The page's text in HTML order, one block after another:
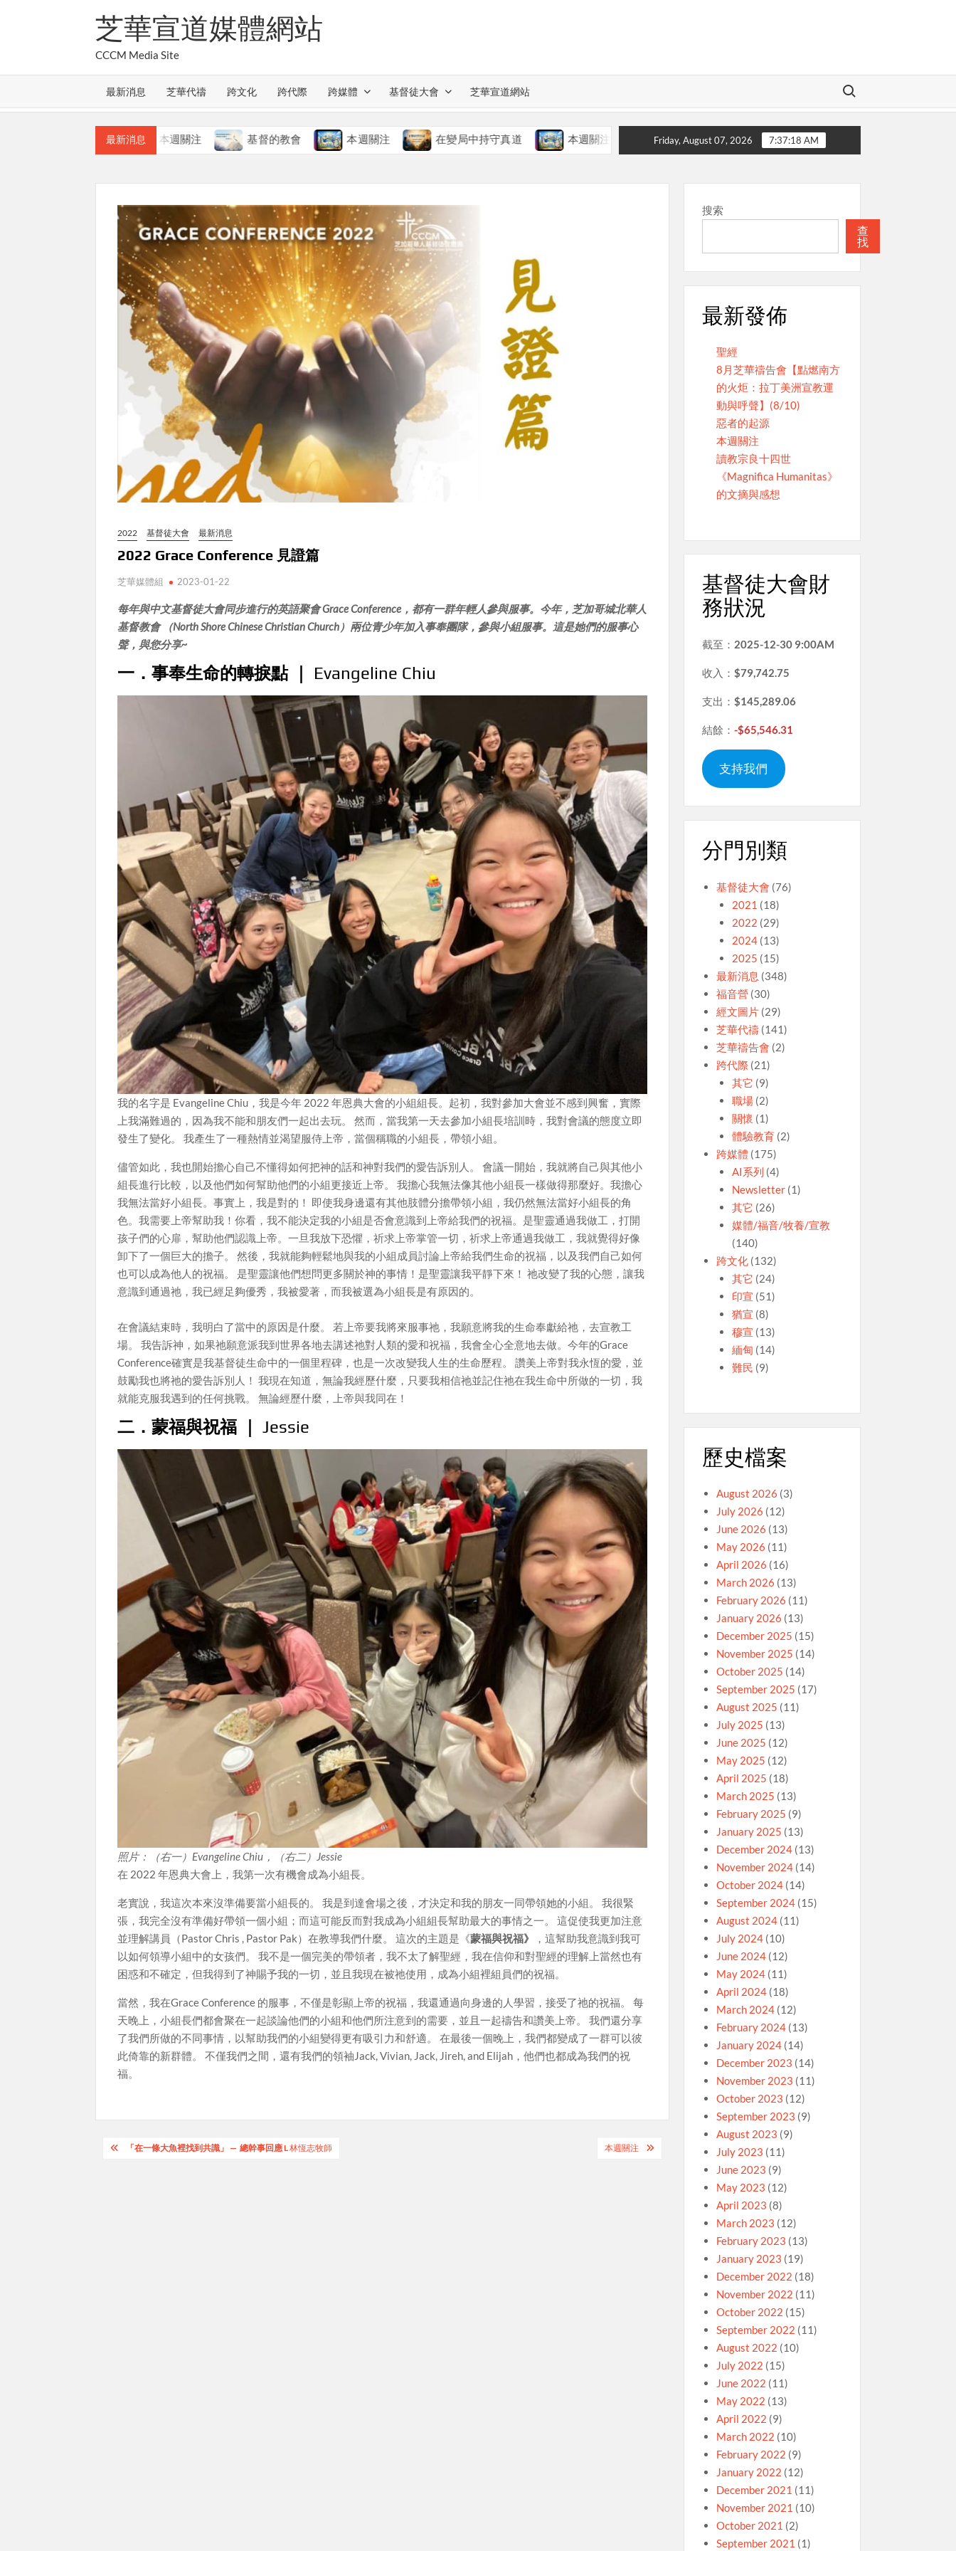
芝華宣道媒體網站
CCCM Media Site
最新消息 芝華代禱 跨文化 跨代際 跨媒體 基督徒大會 芝華宣道網站
Search for:
最新消息
本週關注 基督的教會 本週關注 在變局中持守真道 本週關注 本週關注 聖經
Friday, August 07, 2026 7:37:19 AM
2022 基督徒大會 最新消息
2022 Grace Conference 見證篇
芝華媒體組 2023-01-22
每年與中文基督徒大會同步進行的英語聚會 Grace Conference，都有一群年輕人參與服事。今年，芝加哥城北華人
基督教會 （North Shore Chinese Christian Church）兩位青少年加入事奉團隊，參與小組服事。這是她們的服事心
聲，與您分享~
一．事奉生命的轉捩點 ｜ Evangeline Chiu
我的名字是 Evangeline Chiu，我是今年 2022 年恩典大會的小組組長。起初，我對參加大會並不感到興奮，實際
上我滿難過的，因為我不能和朋友們一起出去玩。 然而，當我第一天去參加小組長培訓時，我對會議的態度立即
發生了變化。 我產生了一種熱情並渴望服侍上帝，當個稱職的小組長，帶領小組。
儘管如此，我也開始擔心自己不懂得如何把神的話和神對我們的愛告訴別人。 會議一開始，我就將自己與其他小
組長進行比較，以及他們如何幫助他們的小組更接近上帝。 我擔心我無法像其他小組長一樣做得那麼好。我擔心
我無法當好小組長。事實上，我是對的！ 即使我身邊還有其他肢體分擔帶領小組，我仍然無法當好小組長的角
色。我需要上帝幫助我！你看，我不能決定我的小組是否會意識到上帝給我們的祝福。是聖靈通過我做工，打開
孩子們的心扉，幫助他們認識上帝。一旦我放下恐懼，祈求上帝掌管一切，祈求上帝通過我做工，我就覺得好像
卸下了一個巨大的擔子。 然後，我就能夠輕鬆地與我的小組成員討論上帝給我們生命的祝福，以及我們自己如何
也可以成為他人的祝福。 是聖靈讓他們想問更多關於神的事情！是聖靈讓我平靜下來！ 祂改變了我的心態，讓我
意識到通過祂，我已經足夠優秀，我被愛著，而我被選為小組長是有原因的。
在會議結束時，我明白了當中的原因是什麼。 若上帝要我將來服事祂，我願意將我的生命奉獻給祂，去宣教工
場。 我告訴神，如果祂願意派我到世界各地去講述祂對人類的愛和祝福，我會全心全意地去做。今年的Grace
Conference確實是我基督徒生命中的一個里程碑，也是一次改變我人生的生命歷程。 讚美上帝對我永恆的愛，並
鼓勵我也將祂的愛告訴別人！ 我現在知道，無論我經歷什麼，只要我相信祂並記住祂在我生命中所做的一切，我
就能克服我遇到的任何挑戰。 無論經歷什麼，上帝與我同在！
二．蒙福與祝福 ｜Jessie
照片：（右一）Evangeline Chiu，（右二）Jessie
在 2022 年恩典大會上，我第一次有機會成為小組長。
老實說，我這次本來沒準備要當小組長的。 我是到達會場之後，才決定和我的朋友一同帶領她的小組。 我很緊
張，我完全沒有準備好帶領一個小組；而這可能反而對我成為小組組長幫助最大的事情之一。 這促使我更加注意
並理解講員（Pastor Chris , Pastor Pak）在教導我們什麼。 這次的主題是《蒙福與祝福》
，這幫助我意識到我可
以如何領導小組中的女孩們。 我不是一個完美的帶領者，我不太了解聖經，我在信仰和對聖經的理解上當然也有
困惑和不確定，但我得到了神賜予我的一切，並且我現在被祂使用，成為小組裡組員們的祝福。
當然，我在Grace Conference 的服事，不僅是彰顯上帝的祝福，我還通過向身邊的人學習，接受了祂的祝福。 每
天晚上，小組長們都會聚在一起談論他們的小組和他們所注意到的需要，並且一起禱告和讚美上帝。 我們還分享
了我們所做的不同事情，以幫助我們的小組變得更有吸引力和舒適。 在最後一個晚上，我們都變成了一群可以彼
此倚靠的新群體。 不僅我們之間，還有我們的領袖Jack, Vivian, Jack, Jireh, and Elijah，他們也都成為我們的祝
福。
Post「在一條大魚裡找到共識」 — 總幹事回應 L林恆志牧師 本週關注
搜索
查
找
最新發佈
聖經
8月芝華禱告會【點燃南方
的火炬：拉丁美洲宣教運
動與呼聲】(8/10)
惡者的起源
本週關注
讀教宗良十四世
《Magnifica Humanitas》
的文摘與感想
基督徒大會財
務狀況
截至： 2025-12-30 9:00AM
收入： $79,742.75
支出： $145,289.06
結餘： -$65,546.31
支持我們
分門別類
基督徒大會 (76)
2021 (18)
2022 (29)
2024 (13)
2025 (15)
最新消息 (348)
福音營(30)
經文圖片(29)
芝華代禱(141)
芝華禱告會 (2)
跨代際(21)
其它 (9)
職場 (2)
關懷 (1)
體驗教育 (2)
跨媒體 (175)
AI系列 (4)
Newsletter (1)
其它 (26)
媒體/福音/牧養/宣教
(140)
跨文化 (132)
其它 (24)
印宣 (51)
猶宣 (8)
穆宣 (13)
緬甸 (14)
難民 (9)
歷史檔案
August 2026 (3)
July 2026 (12)
June 2026 (13)
May 2026 (11)
April 2026 (16)
March 2026 (13)
February 2026 (11)
January 2026 (13)
December 2025 (15)
November 2025 (14)
October 2025 (14)
September 2025 (17)
August 2025 (11)
July 2025 (13)
June 2025 (12)
May 2025 (12)
April 2025 (18)
March 2025 (13)
February 2025 (9)
January 2025 (13)
December 2024(13)
November 2024(14)
October 2024(14)
September 2024(15)
August 2024(11)
July 2024(10)
June 2024(12)
May 2024(11)
April 2024(18)
March 2024(12)
February 2024(13)
January 2024(14)
December 2023 (14)
November 2023 (11)
October 2023 (12)
September 2023 (9)
August 2023 (9)
July 2023 (11)
June 2023 (9)
May 2023 (12)
April 2023 (8)
March 2023 (12)
February 2023 (13)
January 2023 (19)
December 2022 (18)
November 2022 (11)
October 2022 (15)
September 2022 (11)
August 2022 (10)
July 2022 (15)
June 2022 (11)
May 2022 (13)
April 2022 (9)
March 2022 (10)
February 2022 (9)
January 2022 (12)
December 2021 (11)
November 2021 (10)
October 2021 (2)
September 2021 (1)